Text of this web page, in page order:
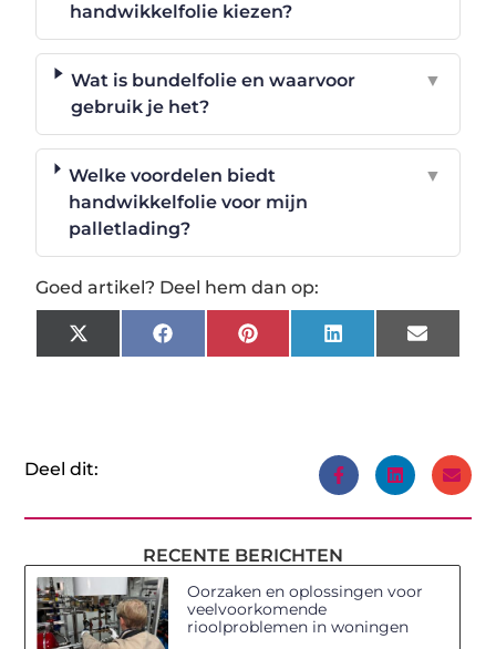
handwikkelfolie kiezen?
Wat is bundelfolie en waarvoor
gebruik je het?
▼
Welke voordelen biedt
handwikkelfolie voor mijn
palletlading?
▼
Goed artikel? Deel hem dan op:
X
(Twitter)
FacebookPinterestLinkedInEmail
Deel dit:
RECENTE BERICHTEN
Oorzaken en oplossingen voor
veelvoorkomende
rioolproblemen in woningen